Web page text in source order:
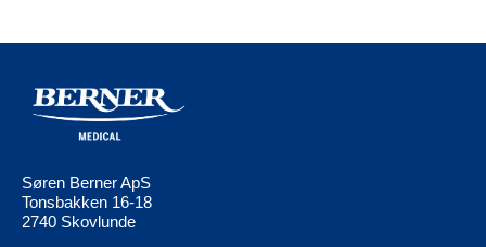
Søren Berner ApS
Tonsbakken 16-18
2740 Skovlunde